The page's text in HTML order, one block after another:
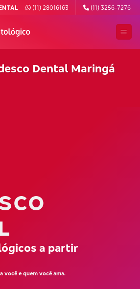
(11) 28016163 (11) 3256-7276
Dental Maringá
a partir
você e quem você ama.